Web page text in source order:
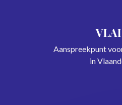
Aanspreekpunt
in